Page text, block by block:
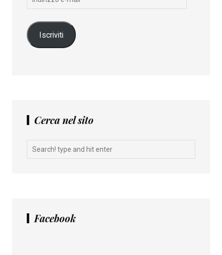
Iscriviti
Cerca nel sito
Facebook